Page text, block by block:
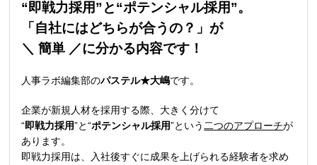
“即戦力採用”と“ポテンシャル採用”。
「自社にはどちらが合うの？」が
＼ 簡単 ／に分かる内容です！
人事ラボ編集部のパステル★大嶋です。
企業が新規人材を採用する際、大きく分けて
“即戦力採用”と“ポテンシャル採用”という 二つのアプローチが
あります。
即戦力採用は、入社後すぐに成果を上げられる経験者を求め